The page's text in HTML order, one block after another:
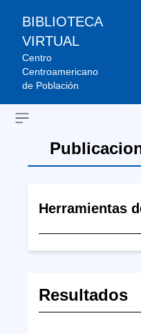
BIBLIOTECA
VIRTUAL
Centro
Centroamericano
de Población
Open sidebar
Herramientas
Resultados